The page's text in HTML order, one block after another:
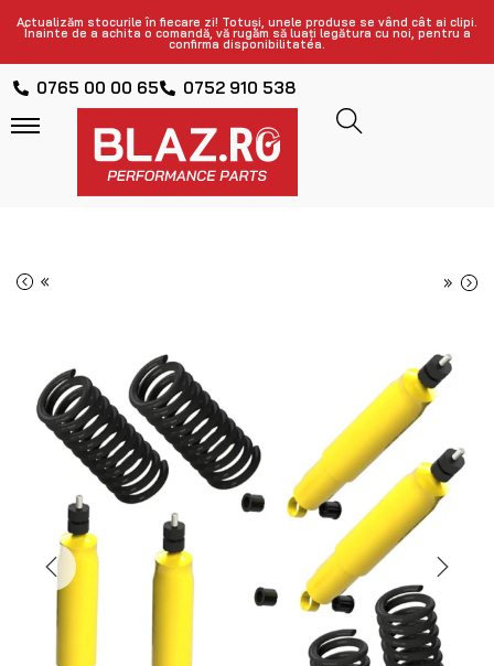
Actualizăm stocurile în fiecare zi! Totuși, unele produse se vând cât ai clipi.
Înainte de a achita o comandă, vă rugăm să luați legătura cu noi, pentru a
confirma disponibilitatea.
0765 00 00 65 0752 910 538
« »